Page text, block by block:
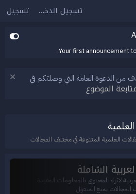
تسجيل الدخول تسجيل
Your first announcement
من الدعوة العامة التي وصلتكم في
الموضوع
العلمية المتنوعة في مختلف المجالات
الشاملة
لاثراء المحتوى بالمعلومات المفيدة
المجالات يمنع المنقول